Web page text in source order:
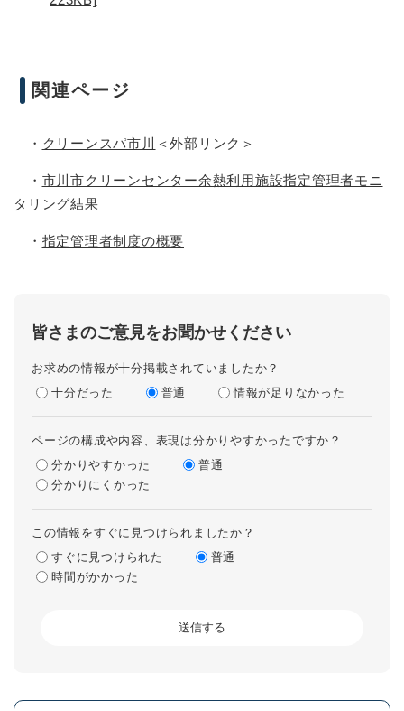
関連ページ
・ クリーンスパ市川 ＜外部リンク＞
・ 市川市クリーンセンター余熱利用施設指定管理者モニ
タリング結果
・ 指定管理者制度の概要
皆さまのご意見をお聞かせください
お求めの情報が十分掲載されていましたか？
十分だった
普通 情報が足りなかった
ページの構成や内容、表現は分かりやすかったですか？
分かりやすかった
普通
分かりにくかった
この情報をすぐに見つけられましたか？
すぐに見つけられた
普通
時間がかかった